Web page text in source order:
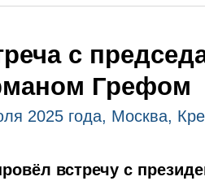
с
Грефом
2025 года, Москва,
встречу с